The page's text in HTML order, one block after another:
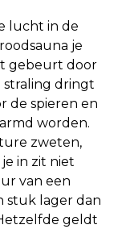
lucht in de
je
gebeurt door
straling dringt
de spieren en
worden.
zweten,
in zit niet
van een
stuk lager dan
geldt